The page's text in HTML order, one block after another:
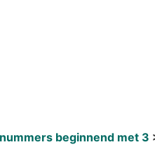
beginnend met 3